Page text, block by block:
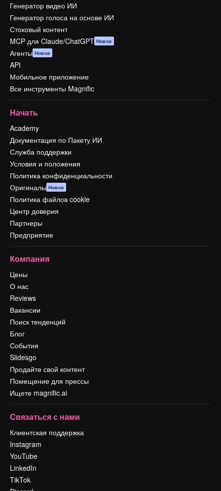
Генератор видео ИИ
Генератор голоса на основе ИИ
Стоковый контент
MCP для Claude/ChatGPT Новое
Агенты Новое
API
Мобильное приложение
Все инструменты Magnific
Начать
Academy
Документация по Пакету ИИ
Служба поддержки
Условия и положения
Политика конфиденциальности
Оригиналы Новое
Политика файлов cookie
Центр доверия
Партнеры
Предприятие
Компания
Цены
О нас
Reviews
Вакансии
Поиск тенденций
Блог
События
Slidesgo
Продайте свой контент
Помещение для прессы
Ищете magnific.ai
Связаться с нами
Клиентская поддержка
Instagram
YouTube
LinkedIn
TikTok